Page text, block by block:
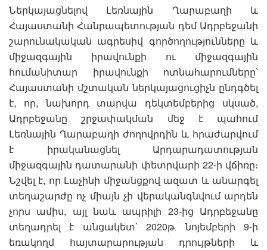
Ներկայացնելով Լեռնային Ղարաբաղի և
Հայաստանի Հանրապետության դեմ Ադրբեջանի
շարունակական ագրեսիվ գործողությունները և
միջազգային իրավունքի ու միջազգային
հումանիտար իրավունքի ոտնահարումները՝
Հայաստանի մշտական ներկայացուցիչն ընդգծել
է, որ, նախորդ տարվա դեկտեմբերից սկսած,
Ադրբեջանը շրջափակման մեջ է պահում
Լեռնային Ղարաբաղի ժողովրդին և հրաժարվում
է իրականացնել Արդարադատության
միջազգային դատարանի փետրվարի 22-ի վճիռը։
Նշվել է, որ Լաչինի միջանցքով ազատ և անարգել
տեղաշարժը ոչ միայն չի վերականգնվում արդեն
չորս ամիս, այլ նաև ապրիլի 23-ից Ադրբեջանը
տեղադրել է անցակետ՝ 2020թ․ նոյեմբերի 9-ի
եռակողմ հայտարարության դրույթների և